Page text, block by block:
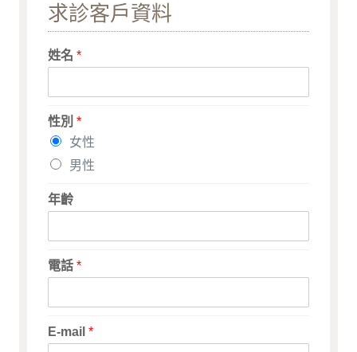
求診客戶資料
姓名*
性別*
女性
男性
年齡
電話*
E-mail*